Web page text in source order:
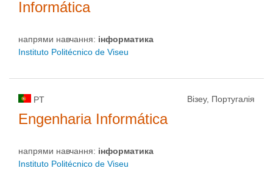
Informática
напрями навчання: інформaтика
Instituto Politécnico de Viseu
PT Візеу, Португалія
Engenharia Informática
напрями навчання: інформaтика
Instituto Politécnico de Viseu